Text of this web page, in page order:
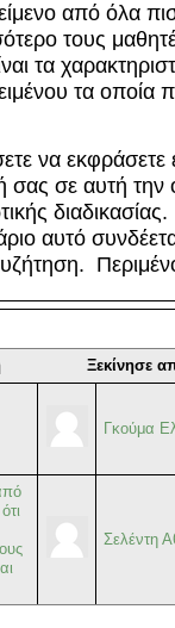
από όλα
τους
τα
τα οποία
να
σας σε αυτή την
αυτό
Ξεκίνησε
Γκούμα
Σελέντη